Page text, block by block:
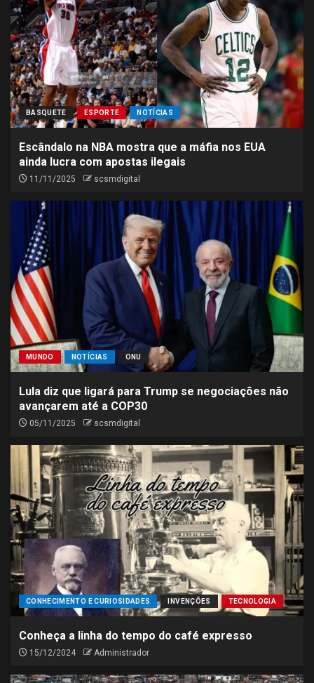
BASQUETE ESPORTE NOTÍCIAS
Escândalo na NBA mostra que a máfia nos EUA
ainda lucra com apostas ilegais
11/11/2025 scsmdigital
MUNDO NOTÍCIAS ONU
Lula diz que ligará para Trump se negociações não
avançarem até a COP30
05/11/2025 scsmdigital
CONHECIMENTO E CURIOSIDADES INVENÇÕES TECNOLOGIA
Conheça a linha do tempo do café expresso
15/12/2024 Administrador